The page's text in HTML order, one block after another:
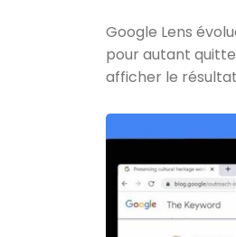
Google Lens
pour autant
afficher le